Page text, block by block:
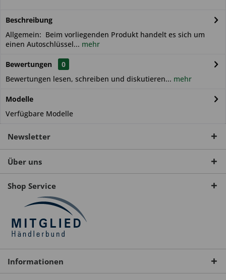
Beschreibung
Allgemein: Beim vorliegenden Produkt handelt es sich um
einen Autoschlüssel... mehr
Bewertungen
0
Bewertungen lesen, schreiben und diskutieren... mehr
Modelle
Verfügbare Modelle
Newsletter
Über uns
Shop Service
Informationen